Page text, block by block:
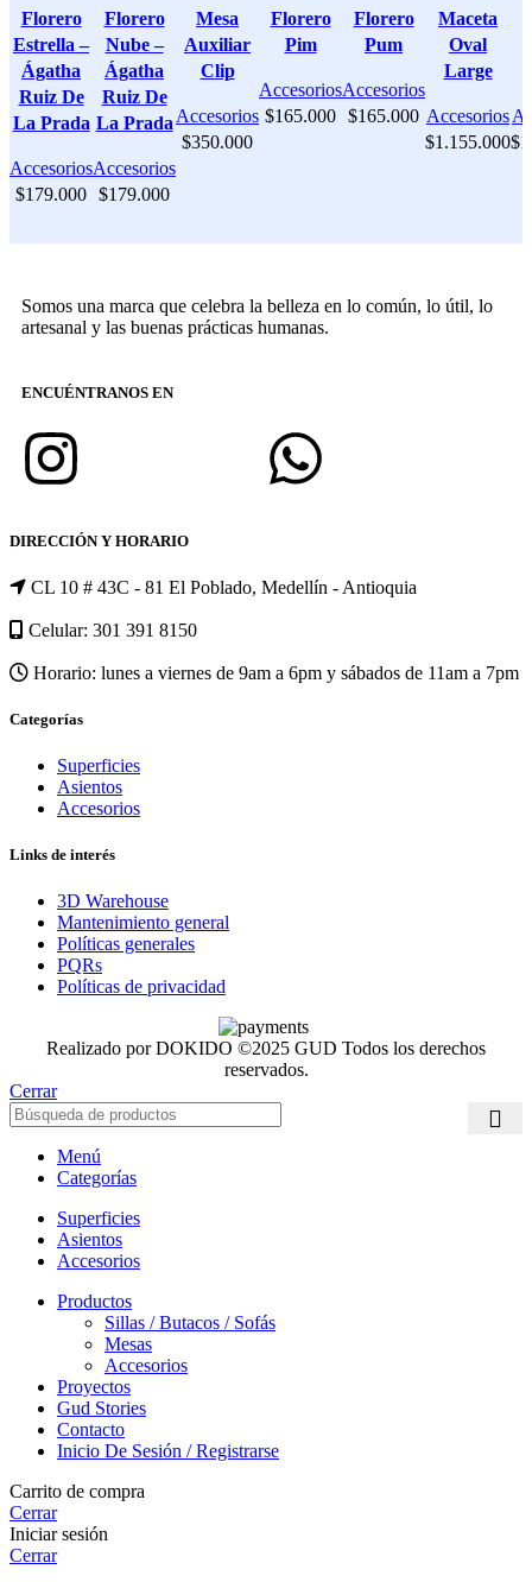
rápida
Florero
Estrella –
Ágatha
Ruiz De
La Prada
Accesorios
$179.000
rápida
Florero
Nube –
Ágatha
Ruiz De
La Prada
Accesorios
$179.000
rápida
Mesa
Auxiliar
Clip
Accesorios
$350.000
rápida
Florero
Pim
Accesorios
$165.000
rápida
Florero
Pum
Accesorios
$165.000
rápida
Maceta
Oval
Large
Accesorios
$1.155.000$
Somos una marca que celebra la belleza en lo común, lo útil, lo
artesanal y las buenas prácticas humanas.
ENCUÉNTRANOS EN
DIRECCIÓN Y HORARIO
CL 10 # 43C - 81 El Poblado, Medellín - Antioquia
Celular: 301 391 8150
Horario: lunes a viernes de 9am a 6pm y sábados de 11am a 7pm
Categorías
Superficies
Asientos
Accesorios
Links de interés
3D Warehouse
Mantenimiento general
Políticas generales
PQRs
Políticas de privacidad
Realizado por DOKIDO ©2025 GUD Todos los derechos
reservados.
Cerrar
Menú
Categorías
Superficies
Asientos
Accesorios
Productos
Sillas / Butacos / Sofás
Mesas
Accesorios
Proyectos
Gud Stories
Contacto
Inicio De Sesión / Registrarse
Carrito de compra
Cerrar
Iniciar sesión
Cerrar